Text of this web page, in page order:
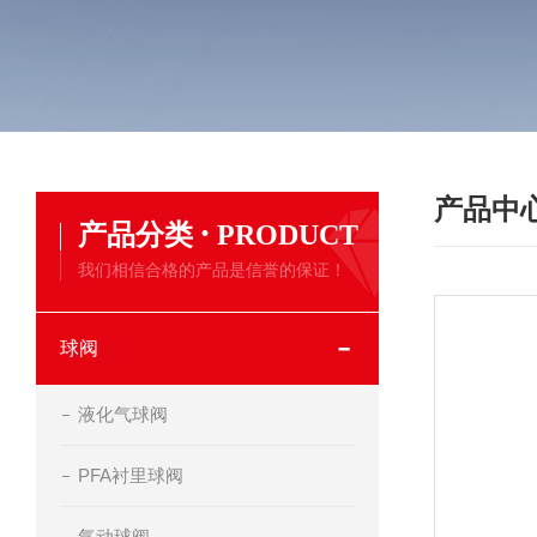
产品中
产品分类 · PRODUCT
我们相信合格的产品是信誉的保证！
球阀
液化气球阀
PFA衬里球阀